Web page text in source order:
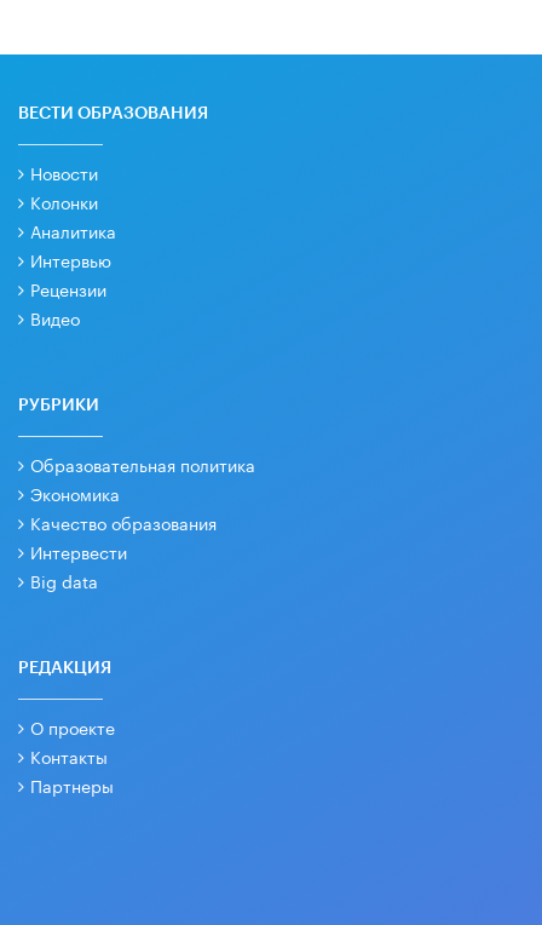
ВЕСТИ ОБРАЗОВАНИЯ
Новости
Колонки
Аналитика
Интервью
Рецензии
Видео
РУБРИКИ
Образовательная политика
Экономика
Качество образования
Интервести
Big data
РЕДАКЦИЯ
О проекте
Контакты
Партнеры